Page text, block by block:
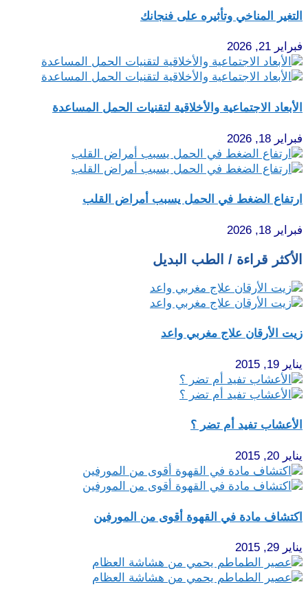
التغير المناخي وتأثيره على فنجانك
فبراير 21, 2026
الأبعاد الاجتماعية والأخلاقية لتقنيات الحمل المساعدة
فبراير 18, 2026
ارتفاع الضغط في الحمل يسبب أمراض القلب
فبراير 18, 2026
الأكثر قراءة / الطب البديل
زيت الأرقان علاج مغربي واعد
يناير 19, 2015
الأعشاب تفيد أم تضر ؟
يناير 20, 2015
اكتشاف مادة في القهوة أقوى من المورفين
يناير 29, 2015